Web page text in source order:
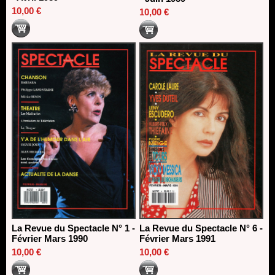
10,00 €
10,00 €
La Revue du Spectacle N° 1 -
Février Mars 1990
10,00 €
La Revue du Spectacle N° 6 -
Février Mars 1991
10,00 €